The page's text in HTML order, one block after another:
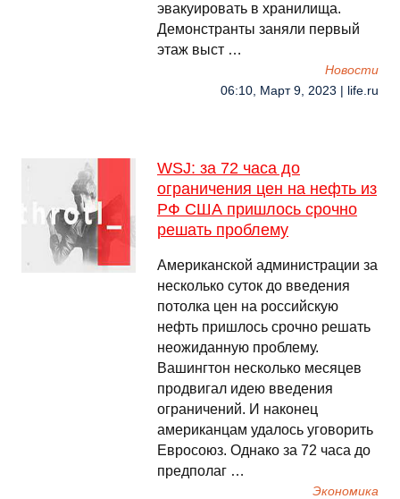
эвакуировать в хранилища.
Демонстранты заняли первый
этаж выст …
Новости
06:10, Март 9, 2023 | life.ru
WSJ: за 72 часа до
ограничения цен на нефть из
РФ США пришлось срочно
решать проблему
Американской администрации за
несколько суток до введения
потолка цен на российскую
нефть пришлось срочно решать
неожиданную проблему.
Вашингтон несколько месяцев
продвигал идею введения
ограничений. И наконец
американцам удалось уговорить
Евросоюз. Однако за 72 часа до
предполаг …
Экономика